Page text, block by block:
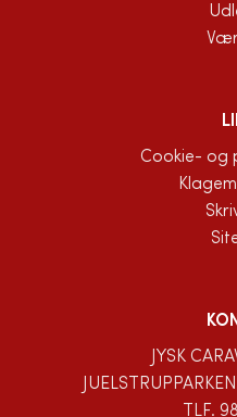
Cookie- og
JYSK
TLF.